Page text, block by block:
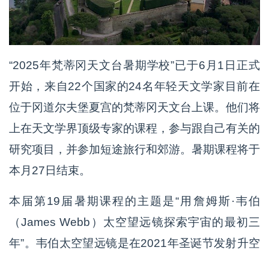
“2025年梵蒂冈天文台暑期学校”已于6月1日正式
开始，来自22个国家的24名年轻天文学家目前在
位于冈道尔夫堡夏宫的梵蒂冈天文台上课。他们将
上在天文学界顶级专家的课程，参与跟自己有关的
研究项目，并参加短途旅行和郊游。暑期课程将于
本月27日结束。
本届第19届暑期课程的主题是“用詹姆斯·韦伯
（James Webb）太空望远镜探索宇宙的最初三
年”。韦伯太空望远镜是在2021年圣诞节发射升空